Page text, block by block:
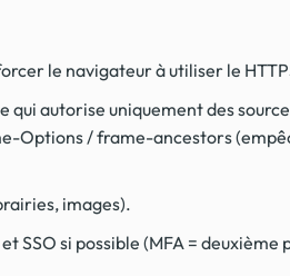
le navigateur à utiliser le
autorise uniquement des
Options / frame-ancestors
images).
si possible (MFA = deuxième